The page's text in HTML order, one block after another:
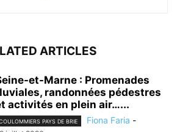
ARTICLES
et-Marne : Promenades
randonnées pédestres
activités en plein air…...
PAYS DE BRIE Fiona Faria -